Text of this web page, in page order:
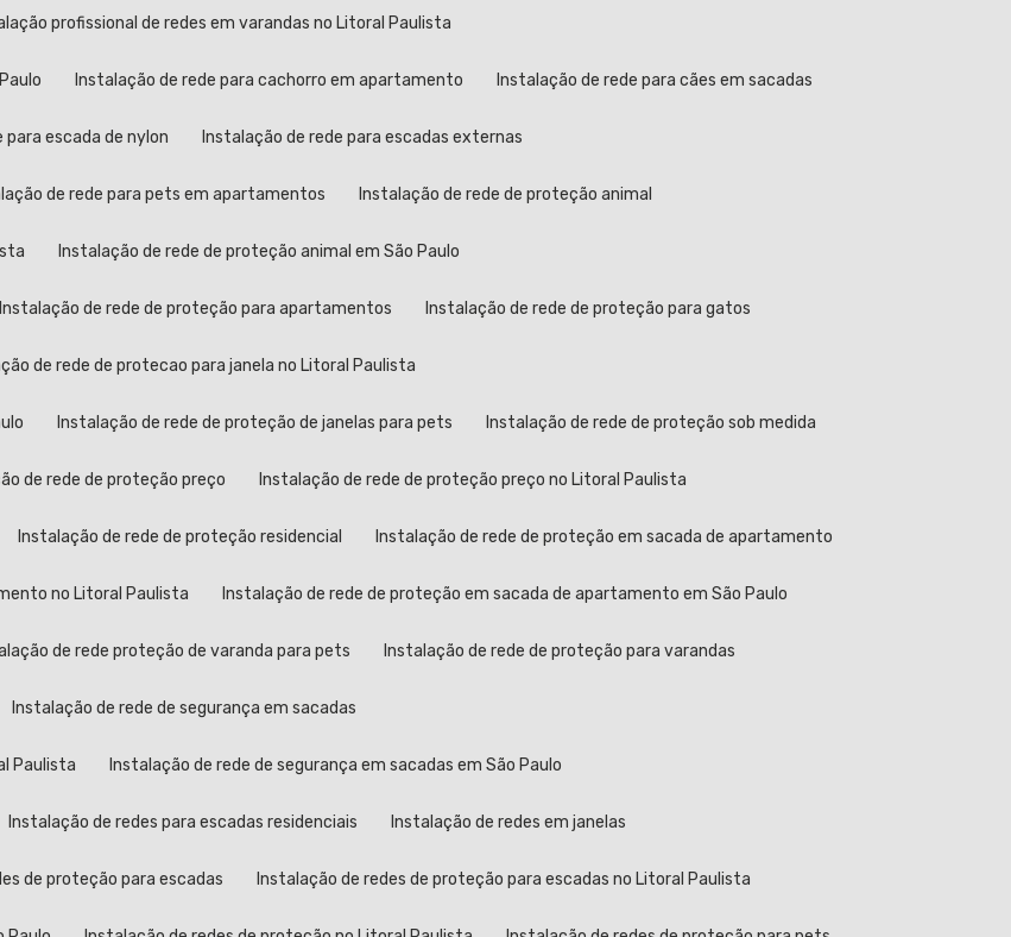
profissional de redes em varandas no Litoral Paulista
Instalação de rede para cachorro em apartamento Instalação de rede para cães em sacadas
para escada de nylon Instalação de rede para escadas externas
de rede para pets em apartamentos Instalação de rede de proteção animal
Instalação de rede de proteção animal em São Paulo
Instalação de rede de proteção para apartamentos Instalação de rede de proteção para gatos
de rede de protecao para janela no Litoral Paulista
Instalação de rede de proteção de janelas para pets Instalação de rede de proteção sob medida
de rede de proteção preço Instalação de rede de proteção preço no Litoral Paulista
Instalação de rede de proteção residencial Instalação de rede de proteção em sacada de apartamento
no Litoral Paulista Instalação de rede de proteção em sacada de apartamento em São Paulo
de rede proteção de varanda para pets Instalação de rede de proteção para varandas
Instalação de rede de segurança em sacadas
Paulista Instalação de rede de segurança em sacadas em São Paulo
Instalação de redes para escadas residenciais Instalação de redes em janelas
de proteção para escadas Instalação de redes de proteção para escadas no Litoral Paulista